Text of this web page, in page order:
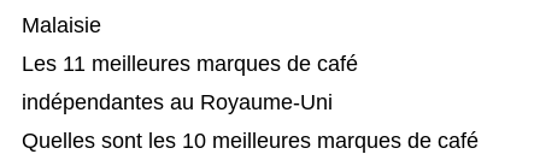
Malaisie
Les 11 meilleures marques de café
indépendantes au Royaume-Uni
Quelles sont les 10 meilleures marques de café